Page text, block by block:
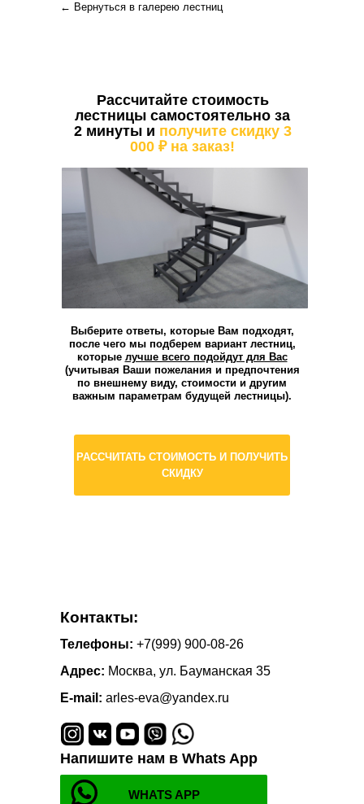
← Вернуться в галерею лестниц
Рассчитайте стоимость
лестницы самостоятельно за
2 минуты и получите скидку 3
000 ₽ на заказ!
Выберите ответы, которые Вам подходят,
после чего мы подберем вариант лестниц,
которые лучше всего подойдут для Вас
(учитывая Ваши пожелания и предпочтения
по внешнему виду, стоимости и другим
важным параметрам будущей лестницы).
РАССЧИТАТЬ СТОИМОСТЬ И ПОЛУЧИТЬ
СКИДКУ
WHATS APP
Телефоны: +7(999) 900-08-26
Контакты:
Адрес: Москва, ул. Бауманская 35
E-mail: arles-eva@yandex.ru
Напишите нам в Whats App